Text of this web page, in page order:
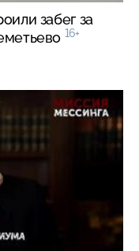
забег за
16+